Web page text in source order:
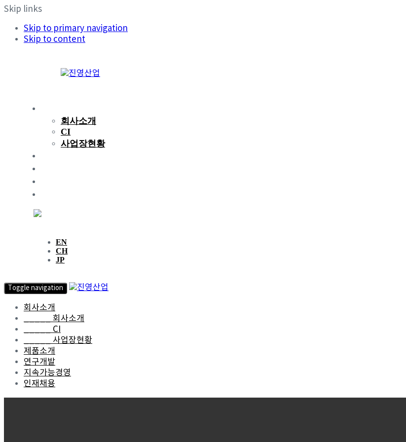
Skip links
Skip to primary navigation
Skip to content
회사소개
CI
사업장현황
EN
CH
JP
Toggle navigation
회사소개
_____ 회사소개
_____ CI
_____ 사업장현황
제품소개
연구개발
지속가능경영
인재채용